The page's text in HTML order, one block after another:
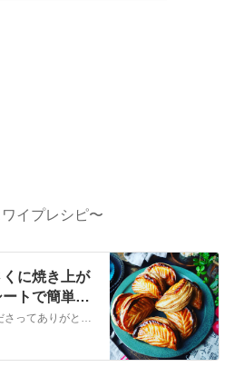
イプレシピ〜
に焼き上が
トで簡単♪
こんにちは～♪今日も来てくださってありがとうございます❤️いつも沢山のコメントやメッセージ、クリップやリブログもほんとに嬉しいです♪全部にお返事できなくて申し…